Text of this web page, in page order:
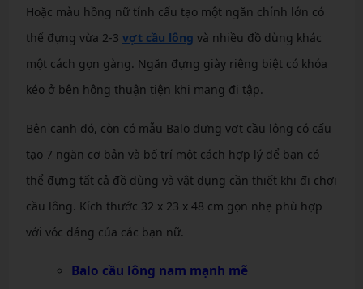
Hoặc màu hồng nữ tính cấu tạo một ngăn chính lớn có
thể đựng vừa 2-3 vợt cầu lông và nhiều đồ dùng khác
một cách gọn gàng. Ngăn đựng giày riêng biệt có khóa
kéo ở bên hông thuận tiện khi mang đi tập.
Bên cạnh đó, còn có mẫu Balo đựng vợt cầu lông có cấu
tạo 7 ngăn cơ bản và bố trí một cách hợp lý để bạn có
thể đựng tất cả đồ dùng và vật dụng cần thiết khi đi chơi
cầu lông. Kích thước 32 x 23 x 48 cm gọn nhẹ phù hợp
với vóc dáng của các bạn nữ.
Balo cầu lông nam mạnh mẽ